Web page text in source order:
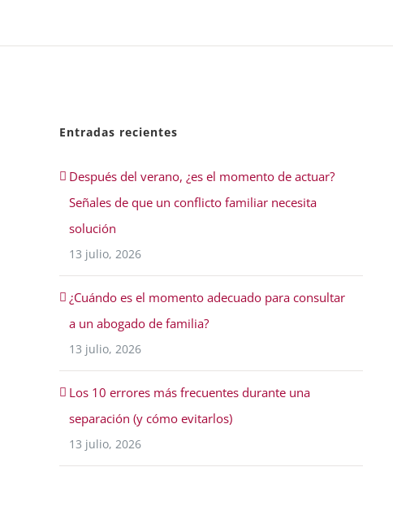
Entradas recientes
Después del verano, ¿es el momento de actuar?
Señales de que un conflicto familiar necesita
solución
13 julio, 2026
¿Cuándo es el momento adecuado para consultar
a un abogado de familia?
13 julio, 2026
Los 10 errores más frecuentes durante una
separación (y cómo evitarlos)
13 julio, 2026